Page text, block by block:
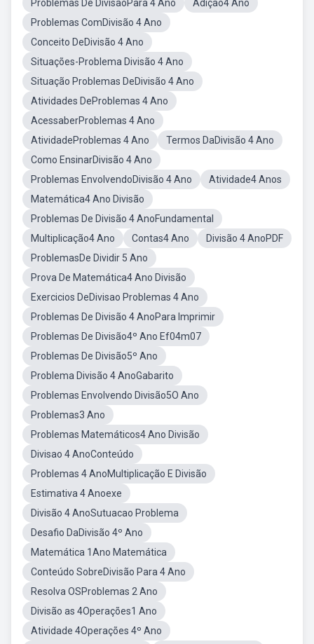
Problemas De DivisãoPara 4 Ano
Adição4 Ano
Problemas ComDivisão 4 Ano
Conceito DeDivisão 4 Ano
Situações-Problema Divisão 4 Ano
Situação Problemas DeDivisão 4 Ano
Atividades DeProblemas 4 Ano
AcessaberProblemas 4 Ano
AtividadeProblemas 4 Ano
Termos DaDivisão 4 Ano
Como EnsinarDivisão 4 Ano
Problemas EnvolvendoDivisão 4 Ano
Atividade4 Anos
Matemática4 Ano Divisão
Problemas De Divisão 4 AnoFundamental
Multiplicação4 Ano
Contas4 Ano
Divisão 4 AnoPDF
ProblemasDe Dividir 5 Ano
Prova De Matemática4 Ano Divisão
Exercicios DeDivisao Problemas 4 Ano
Problemas De Divisão 4 AnoPara Imprimir
Problemas De Divisão4º Ano Ef04m07
Problemas De Divisão5º Ano
Problema Divisão 4 AnoGabarito
Problemas Envolvendo Divisão5O Ano
Problemas3 Ano
Problemas Matemáticos4 Ano Divisão
Divisao 4 AnoConteúdo
Problemas 4 AnoMultiplicação E Divisão
Estimativa 4 Anoexe
Divisão 4 AnoSutuacao Problema
Desafio DaDivisão 4º Ano
Matemática 1Ano Matemática
Conteúdo SobreDivisão Para 4 Ano
Resolva OSProblemas 2 Ano
Divisão as 4Operações1 Ano
Atividade 4Operações 4º Ano